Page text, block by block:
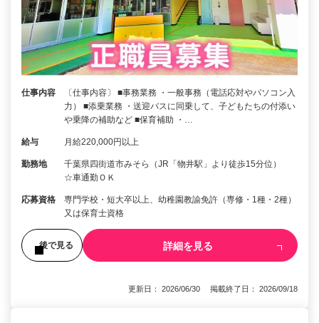
仕事内容
〔仕事内容〕 ■事務業務 ・一般事務（電話応対やパソコン入
力） ■添乗業務 ・送迎バスに同乗して、子どもたちの付添い
や乗降の補助など ■保育補助 ・…
給与 月給220,000円以上
勤務地
千葉県四街道市みそら（JR「物井駅」より徒歩15分位）
☆車通勤ＯＫ
応募資格
専門学校・短大卒以上、幼稚園教諭免許（専修・1種・2種）
又は保育士資格
後で見る 詳細を見る
更新日： 2026/06/30 掲載終了日： 2026/09/18